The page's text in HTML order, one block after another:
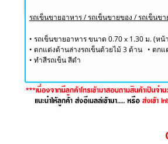
รถเข็นขายอาหาร / รถเข็นขายของ / รถเข็นขา
• รถเข็นขายอาหาร ขนาด 0.70 x 1.30 ม. (ห
• ตกแต่งด้านล่างรถเข็นด้วยไม้ 3 ด้าน • ต
​• ทำสีรถเข็น สีดำ